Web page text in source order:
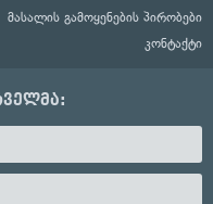
მასალის გამოყენების პირობები
კონტაქტი